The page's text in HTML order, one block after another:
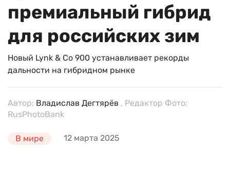
премиальный гибрид
для российских зим
Новый Lynk & Co 900 устанавливает рекорды
дальности на гибридном рынке
Автор: Владислав Дегтярёв , Редактор Фото:
RusPhotoBank
В мире 12 марта 2025